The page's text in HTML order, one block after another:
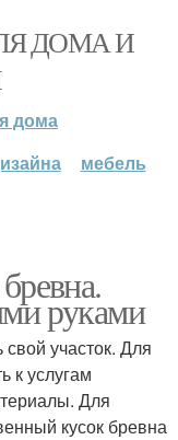
ДОМА И
дома
мебель
руками
участок. Для
к услугам
Для
кусок бревна